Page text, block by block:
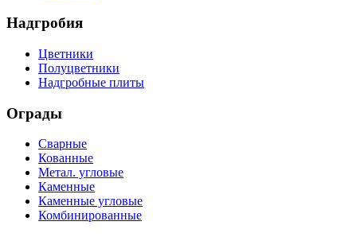
Надгробия
Цветники
Полуцветники
Надгробные плиты
Ограды
Сварные
Кованные
Метал. угловые
Каменные
Каменные угловые
Комбинированные